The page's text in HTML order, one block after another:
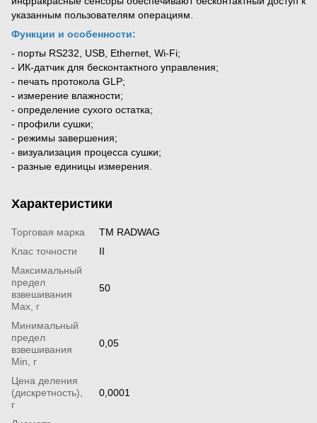
указанным пользователям операциям.
Функции и особенности:
- порты RS232, USB, Ethernet, Wi-Fi;
- ИК-датчик для бесконтактного управления;
- печать протокола GLP;
- измерение влажности;
- определение сухого остатка;
- профили сушки;
- режимы завершения;
- визуализация процесса сушки;
- разные единицы измерения.
Характеристики
Торговая марка
ТМ RADWAG
Клас точности
II
Максимальный
предел
взвешивания
Мах, г
50
Минимальный
предел
взвешивания
Min, г
0,05
Цена деления
(дискретность),
г
0,0001